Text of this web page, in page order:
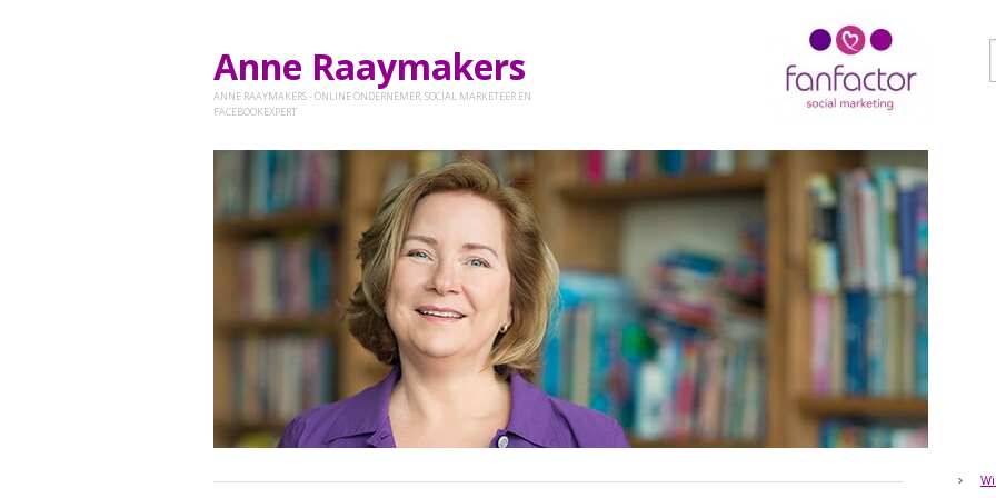
Anne Raaymakers
ANNE RAAYMAKERS - ONLINE ONDERNEMER, SOCIAL MARKETEER EN
FACEBOOKEXPERT